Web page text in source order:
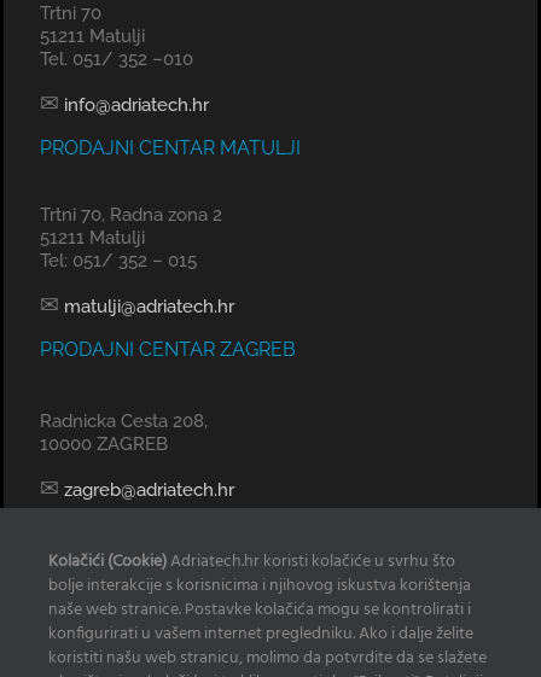
Trtni 70
51211 Matulji
Tel. 051/ 352 –010
✉ info@adriatech.hr
PRODAJNI CENTAR MATULJI
Trtni 70, Radna zona 2
51211 Matulji
Tel: 051/ 352 – 015
✉ matulji@adriatech.hr
PRODAJNI CENTAR ZAGREB
Radnicka Cesta 208,
10000 ZAGREB
✉ zagreb@adriatech.hr
Tel: 098 329 239
✉radan@adriatech.hr
Kolačići (Cookie)Adriatech.hr koristi kolačiće u svrhu što
bolje interakcije s korisnicima i njihovog iskustva korištenja
naše web stranice. Postavke kolačića mogu se kontrolirati i
konfigurirati u vašem internet pregledniku. Ako i dalje želite
koristiti našu web stranicu, molimo da potvrdite da se slažete